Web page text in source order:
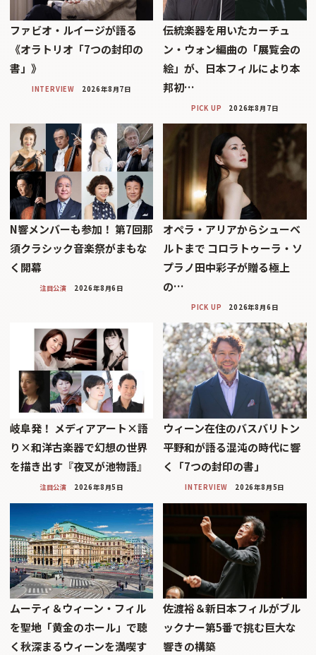
ファビオ・ルイージが語る
《オラトリオ「7つの封印の
書」》
INTERVIEW 2026年8月7日
伝統楽器を用いたカーチュ
ン・ウォン編曲の「展覧会の
絵」が、日本フィルにより本
邦初…
PICK UP 2026年8月7日
N響メンバーも参加！ 第7回那
須クラシック音楽祭がまもな
く開幕
注目公演 2026年8月6日
オペラ・アリアからシューベ
ルトまで コロラトゥーラ・ソ
プラノ田中彩子が贈る極上
の…
PICK UP 2026年8月6日
岐阜発！ メディアアート×語
り×和洋古楽器で幻想の世界
を描き出す『夜叉が池物語』
注目公演 2026年8月5日
ウィーン在住のバスバリトン
平野和が語る混沌の時代に響
く「7つの封印の書」
INTERVIEW 2026年8月5日
ムーティ＆ウィーン・フィル
を聖地「黄金のホール」で聴
く秋深まるウィーンを満喫す
佐渡裕＆新日本フィルがブル
ックナー第5番で挑む巨大な
響きの構築